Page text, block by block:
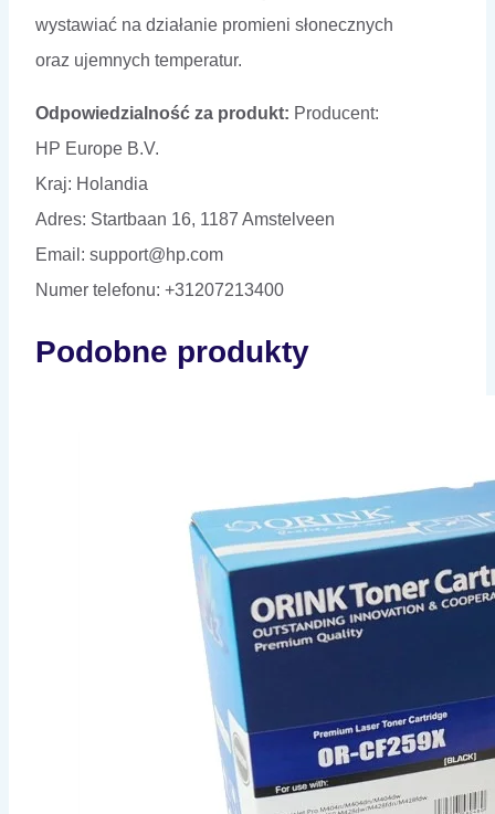
wystawiać na działanie promieni słonecznych
oraz ujemnych temperatur.
Odpowiedzialność za produkt: Producent:
HP Europe B.V.
Kraj: Holandia
Adres: Startbaan 16, 1187 Amstelveen
Email: support@hp.com
Numer telefonu: +31207213400
Podobne produkty